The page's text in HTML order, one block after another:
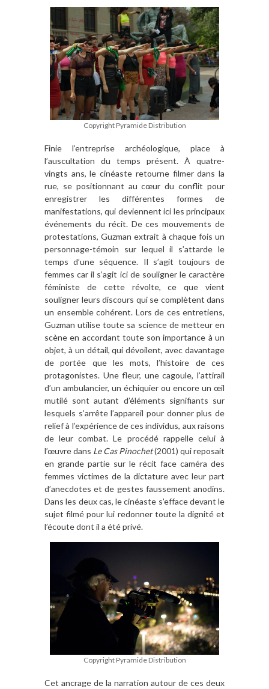
Copyright Pyramide Distribution
Finie l’entreprise archéologique, place à
l’auscultation du temps présent. À quatre-
vingts ans, le cinéaste retourne filmer dans la
rue, se positionnant au cœur du conflit pour
enregistrer les différentes formes de
manifestations, qui deviennent ici les principaux
événements du récit. De ces mouvements de
protestations, Guzman extrait à chaque fois un
personnage-témoin sur lequel il s’attarde le
temps d’une séquence. Il s’agit toujours de
femmes car il s’agit ici de souligner le caractère
féministe de cette révolte, ce que vient
souligner leurs discours qui se complètent dans
un ensemble cohérent. Lors de ces entretiens,
Guzman utilise toute sa science de metteur en
scène en accordant toute son importance à un
objet, à un détail, qui dévoilent, avec davantage
de portée que les mots, l’histoire de ces
protagonistes. Une fleur, une cagoule, l’attirail
d’un ambulancier, un échiquier ou encore un œil
mutilé sont autant d’éléments signifiants sur
lesquels s’arrête l’appareil pour donner plus de
relief à l’expérience de ces individus, aux raisons
de leur combat. Le procédé rappelle celui à
l’œuvre dans Le Cas Pinochet(2001) qui reposait
en grande partie sur le récit face caméra des
femmes victimes de la dictature avec leur part
d’anecdotes et de gestes faussement anodins.
Dans les deux cas, le cinéaste s’efface devant le
sujet filmé pour lui redonner toute la dignité et
l’écoute dont il a été privé.
Copyright Pyramide Distribution
Cet ancrage de la narration autour de ces deux